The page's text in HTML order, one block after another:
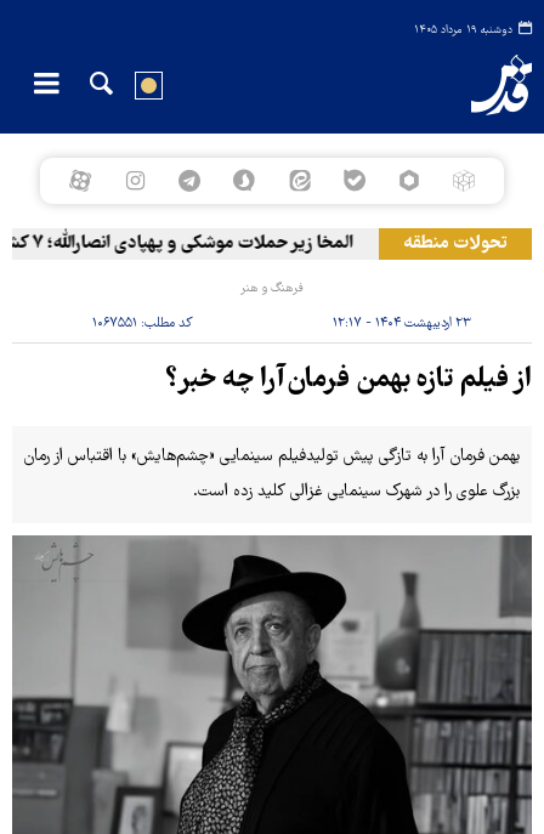
دوشنبه ۱۹ مرداد ۱۴۰۵
تحولات منطقه المخا زیر حملات موشکی و پهپادی انصارالله؛ ۷ کشته و ۳۰ زخمی
فرهنگ و هنر
۲۳ اردیبهشت ۱۴۰۴ - ۱۲:۱۷ کد مطلب: ۱۰۶۷۵۵۱
از فیلم تازه بهمن فرمان‌آرا چه خبر؟
بهمن فرمان آرا به تازگی پیش تولیدفیلم سینمایی «چشم‌هایش» با اقتباس از رمان
بزرگ علوی را در شهرک سینمایی غزالی کلید زده است.